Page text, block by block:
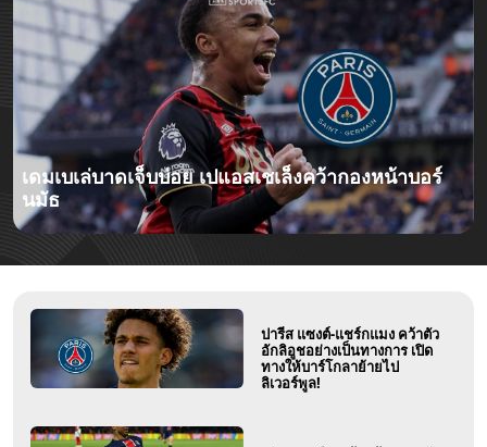
เดมเบเล่บาดเจ็บบ่อย เปแอสเชเล็งคว้ากองหน้าบอร์
นมัธ
ปารีส แซงต์-แชร์กแมง คว้าตัว
อักลิอูชอย่างเป็นทางการ เปิด
ทางให้บาร์โกลาย้ายไป
ลิเวอร์พูล!